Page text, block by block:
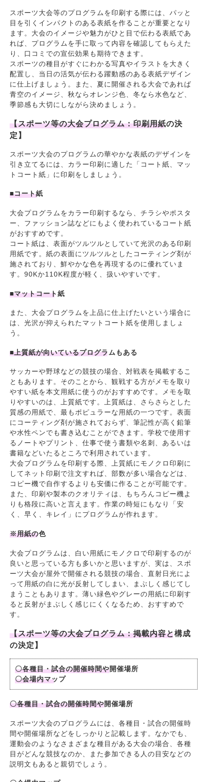
スポーツ大会等のプログラムを印刷する際には、パッと
目を引くインパクトのある表紙を作ることが重要となり
ます。大会のイメージや魅力がひと目で伝わる表紙であ
れば、プログラムを手に取って内容を確認してもらえた
り、口コミでの宣伝効果も期待できます。
スポーツの種目がすぐにわかる写真やイラストを大きく
配置し、当日の活気が伝わる躍動感のある表紙デザイン
に仕上げましょう。また、夏に開催される大会であれば
青空のイメージ、秋ならオレンジ色、冬なら水色など、
季節感も大切にしながら決めましょう。
【スポーツ等の大会プログラム：印刷用紙の決
定】
スポーツ大会のプログラムの華やかな表紙のデザインを
引き立てるには、カラー印刷に適した「コート紙、マッ
トコート紙」に印刷をしましょう。
■コート紙
大会プログラムをカラー印刷するなら、チラシやポスタ
ー、ファッション誌などにもよく使われているコート紙
がおすすめです。
コート紙は、表面がツルツルとしていて光沢のある印刷
用紙です。紙の表面にツルツルとしたコーティング剤が
施されており、鮮やかな色を再現するのに優れていま
す。90Kか110K程度が軽く、扱いやすいです。
■マットコート紙
また、大会プログラムを上品に仕上げたいという場合に
は、光沢が抑えられたマットコート紙を使用しましょ
う。
■上質紙が向いているプログラムもある
サッカーや野球などの競技の場合、対戦表を掲載するこ
ともあります。そのことから、観戦する方がメモを取り
やすい紙を本文用紙に使うのがおすすめです。メモを取
りやすいのは、上質紙です。上質紙は、さらさらとした
質感の用紙で、最もポピュラーな用紙の一つです。表面
にコーティング剤が施されておらず、筆記性が高く鉛筆
や水性ペンでも書き込むことができます。学校で使用す
るノートやプリント、仕事で使う書類や名刺、あるいは
書籍などいたるところで利用されています。
大会プログラムを印刷する際、上質紙にモノクロ印刷に
してネット印刷で注文すれば、部数が多い場合などは、
コピー機で自作するよりも安価に作ることが可能です。
また、印刷や製本のクオリティは、もちろんコピー機よ
りも格段に高いと言えます。作業の時短にもなり「安
く、早く、キレイ」にプログラムが作れます。
※用紙の色
大会プログラムは、白い用紙にモノクロで印刷するのが
良いと思っている方も多いかと思いますが、実は、スポ
ーツ大会が屋外で開催される競技の場合、直射日光によ
って用紙の白に光が反射してしまい、まぶしく感じてし
まうこともあります。薄い緑色やグレーの用紙に印刷す
ると反射がまぶしく感じにくくなるため、おすすめで
す。
【スポーツ等の大会プログラム：掲載内容と構成
の決定】
〇各種目・試合の開催時間や開催場所
〇会場内マップ
〇各種目・試合の開催時間や開催場所
スポーツ大会のプログラムには、各種目・試合の開催時
間や開催場所などをしっかりと記載します。なかでも、
運動会のようなさまざまな種目がある大会の場合、各種
目がどんな競技なのか、また参加できる人の目安などの
説明文もあると親切でしょう。